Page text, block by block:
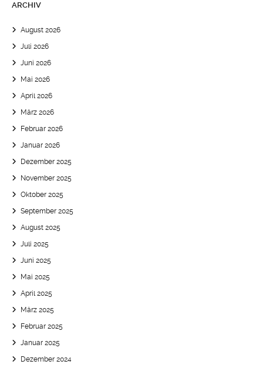
ARCHIV
August 2026
Juli 2026
Juni 2026
Mai 2026
April 2026
März 2026
Februar 2026
Januar 2026
Dezember 2025
November 2025
Oktober 2025
September 2025
August 2025
Juli 2025
Juni 2025
Mai 2025
April 2025
März 2025
Februar 2025
Januar 2025
Dezember 2024